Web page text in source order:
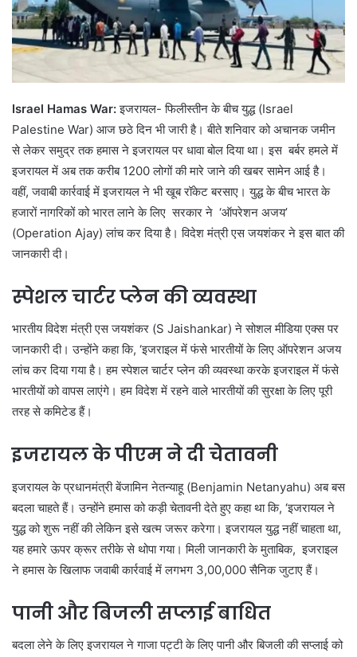
Israel Hamas War:इजरायल- फिलीस्तीन के बीच युद्ध (Israel
Palestine War) आज छठे दिन भी जारी है। बीते शनिवार को अचानक जमीन
से लेकर समुद्र तक हमास ने इजरायल पर धावा बोल दिया था। इस बर्बर हमले में
इजरायल में अब तक करीब 1200 लोगों की मारे जाने की खबर सामेन आई है।
वहीं, जवाबी कार्रवाई में इजरायल ने भी खूब रॉकेट बरसाए। युद्ध के बीच भारत के
हजारों नागरिकों को भारत लाने के लिए सरकार ने ‘ऑपरेशन अजय’
(Operation Ajay) लांच कर दिया है। विदेश मंत्री एस जयशंकर ने इस बात की
जानकारी दी।
स्पेशल चार्टर प्लेन की व्यवस्था
भारतीय विदेश मंत्री एस जयशंकर (S Jaishankar) ने सोशल मीडिया एक्स पर
जानकारी दी। उन्होंने कहा कि, ‘इजराइल में फंसे भारतीयों के लिए ऑपरेशन अजय
लांच कर दिया गया है। हम स्पेशल चार्टर प्लेन की व्यवस्था करके इजराइल में फंसे
भारतीयों को वापस लाएंगे। हम विदेश में रहने वाले भारतीयों की सुरक्षा के लिए पूरी
तरह से कमिटेड हैं।
इजरायल के पीएम ने दी चेतावनी
इजरायल के प्रधानमंत्री बेंजामिन नेतन्याहू (Benjamin Netanyahu) अब बस
बदला चाहते हैं। उन्होंने हमास को कड़ी चेतावनी देते हुए कहा था कि, ‘इजरायल ने
युद्ध को शुरू नहीं की लेकिन इसे खत्म जरूर करेगा। इजरायल युद्ध नहीं चाहता था,
यह हमारे ऊपर क्रूर तरीके से थोपा गया। मिली जानकारी के मुताबिक, इजराइल
ने हमास के खिलाफ जवाबी कार्रवाई में लगभग 3,00,000 सैनिक जुटाए हैं।
पानी और बिजली सप्लाई बाधित
बदला लेने के लिए इजरायल ने गाजा पट्टी के लिए पानी और बिजली की सप्लाई को